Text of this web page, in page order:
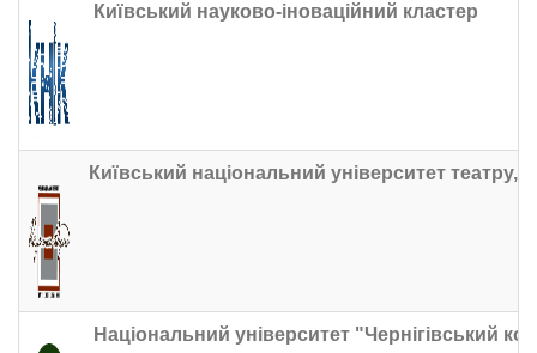
Київський науково-іноваційний кластер
Київський національний університет театру,
Національний університет "Чернігівський